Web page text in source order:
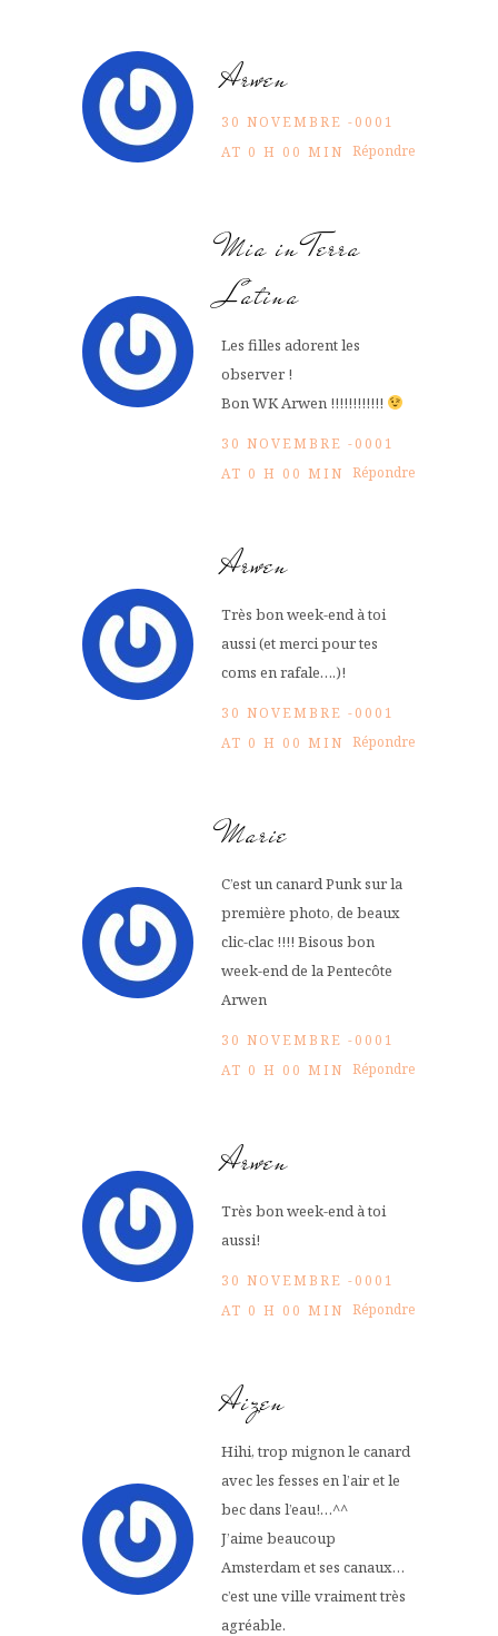
Arwen
30 NOVEMBRE -0001
AT 0 H 00 MIN Répondre
Mia in Terra
Latina
Les filles adorent les
observer !
Bon WK Arwen !!!!!!!!!!!!
30 NOVEMBRE -0001
AT 0 H 00 MIN Répondre
Arwen
Très bon week-end à toi
aussi (et merci pour tes
coms en rafale….)!
30 NOVEMBRE -0001
AT 0 H 00 MIN Répondre
Marie
C’est un canard Punk sur la
première photo, de beaux
clic-clac !!!! Bisous bon
week-end de la Pentecôte
Arwen
30 NOVEMBRE -0001
AT 0 H 00 MIN Répondre
Arwen
Très bon week-end à toi
aussi!
30 NOVEMBRE -0001
AT 0 H 00 MIN Répondre
Aizen
Hihi, trop mignon le canard
avec les fesses en l’air et le
bec dans l’eau!…^^
J’aime beaucoup
Amsterdam et ses canaux…
c’est une ville vraiment très
agréable.